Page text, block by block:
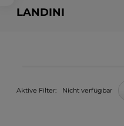
LANDINI
Aktive Filter: Nicht verfügbar